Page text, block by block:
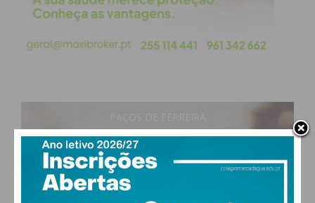
17°
93% humidade
vento: 0m/s E